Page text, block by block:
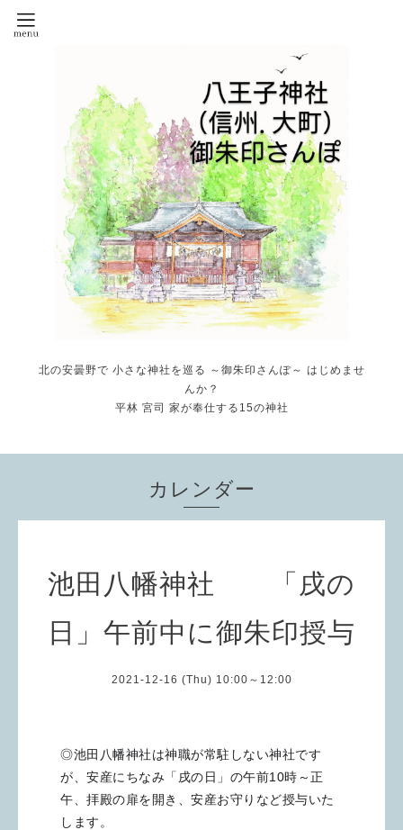
北の安曇野で 小さな神社を巡る ～御朱印さんぽ～ はじめませ
んか？
平林 宮司 家が奉仕する15の神社
カレンダー
池田八幡神社 「戌の
日」午前中に御朱印授与
2021-12-16 (Thu) 10:00～12:00
◎池田八幡神社は神職が常駐しない神社です
が、安産にちなみ「戌の日」の午前10時～正
午、拝殿の扉を開き、安産お守りなど授与いた
します。